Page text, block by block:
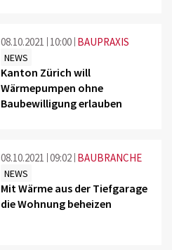
08.10.2021 10:00 BAUPRAXIS
NEWS
Kanton Zürich will
Wärmepumpen ohne
Baubewilligung erlauben
08.10.2021 09:02 BAUBRANCHE
NEWS
Mit Wärme aus der Tiefgarage
die Wohnung beheizen